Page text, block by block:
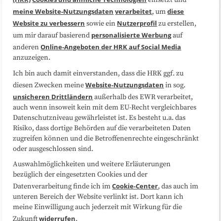
Über uns FAQ
Medienarbeit Kooperationen
Datenschutzerklärung Impressum
Sitemap Cookie-Center
Folgen Sie uns
meine Website-Nutzungsdaten verarbeitet, umdiese
Website zu verbessern sowie ein Nutzerprofil zu erstellen,
um mir darauf basierend personalisierte Werbungauf
anderenOnline-Angeboten der HRK auf Social Media
anzuzeigen.
Ich bin auch damit einverstanden, dass die HRK ggf. zu
diesen Zwecken meineWebsite-Nutzungsdaten in sog.
unsicheren Drittländern außerhalb des EWR verarbeitet,
auch wenn insoweit kein mit dem EU-Recht vergleichbares
Datenschutzniveau gewährleistet ist. Es besteht u.a. das
Risiko, dass dortige Behörden auf die verarbeiteten Daten
zugreifen können und die Betroffenenrechte eingeschränkt
oder ausgeschlossen sind.
Auswahlmöglichkeiten und weitere Erläuterungen
bezüglich der eingesetzten Cookies und der
Datenverarbeitung finde ich imCookie-Center, das auch im
unteren Bereich der Website verlinkt ist. Dort kann ich
meine Einwilligung auch jederzeit mit Wirkung für die
Zukunftwiderrufen.